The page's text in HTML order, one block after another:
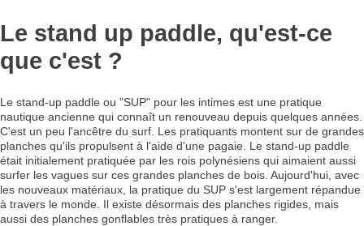
Le stand up paddle, qu'est-ce
que c'est ?
Le stand-up paddle ou "SUP" pour les intimes est une pratique
nautique ancienne qui connaît un renouveau depuis quelques années.
C'est un peu l'ancêtre du surf. Les pratiquants montent sur de grandes
planches qu'ils propulsent à l'aide d'une pagaie. Le stand-up paddle
était initialement pratiquée par les rois polynésiens qui aimaient aussi
surfer les vagues sur ces grandes planches de bois. Aujourd'hui, avec
les nouveaux matériaux, la pratique du SUP s'est largement répandue
à travers le monde. Il existe désormais des planches rigides, mais
aussi des planches gonflables très pratiques à ranger.